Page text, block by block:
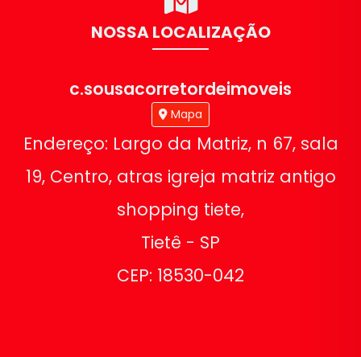
NOSSA LOCALIZAÇÃO
c.sousacorretordeimoveis
Mapa
Endereço: Largo da Matriz, n 67, sala
19, Centro, atras igreja matriz antigo
shopping tiete,
Tietê - SP
CEP: 18530-042